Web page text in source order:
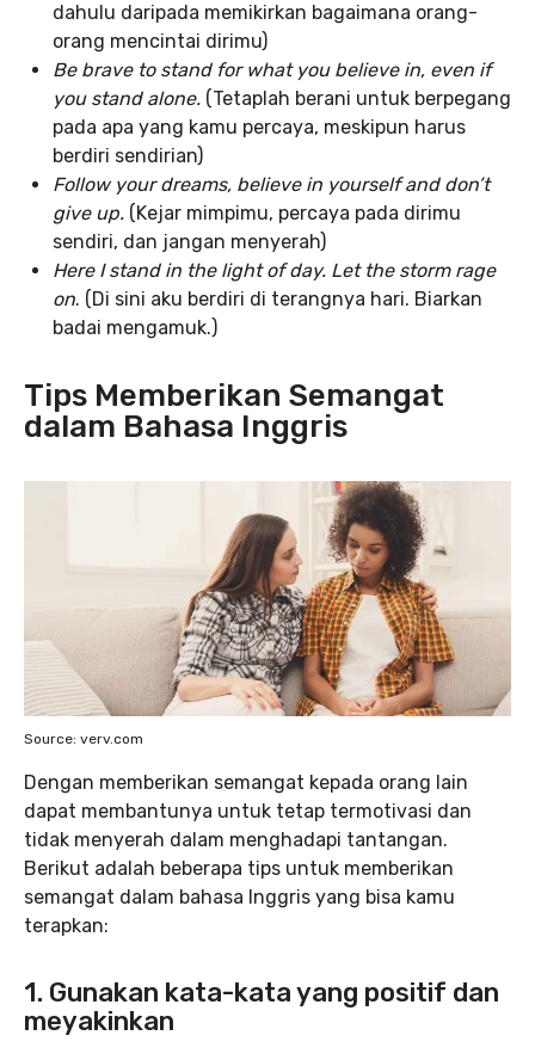
dahulu daripada memikirkan bagaimana orang-
orang mencintai dirimu)
Be brave to stand for what you believe in, even if
you stand alone. (Tetaplah berani untuk berpegang
pada apa yang kamu percaya, meskipun harus
berdiri sendirian)
Follow your dreams, believe in yourself and don’t
give up. (Kejar mimpimu, percaya pada dirimu
sendiri, dan jangan menyerah)
Here I stand in the light of day. Let the storm rage
on. (Di sini aku berdiri di terangnya hari. Biarkan
badai mengamuk.)
Tips Memberikan Semangat
dalam Bahasa Inggris
Source: verv.com
Dengan memberikan semangat kepada orang lain
dapat membantunya untuk tetap termotivasi dan
tidak menyerah dalam menghadapi tantangan.
Berikut adalah beberapa tips untuk memberikan
semangat dalam bahasa Inggris yang bisa kamu
terapkan:
1. Gunakan kata-kata yang positif dan
meyakinkan